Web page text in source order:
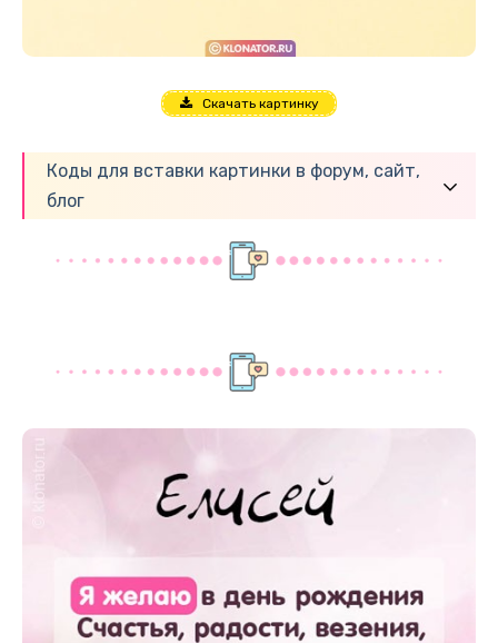
Скачать картинку
Коды для вставки картинки в форум, сайт,
блог